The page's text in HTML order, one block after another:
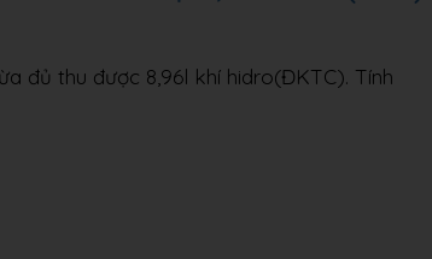
đủ thu được 8,96l khí hidro(ĐKTC). Tính